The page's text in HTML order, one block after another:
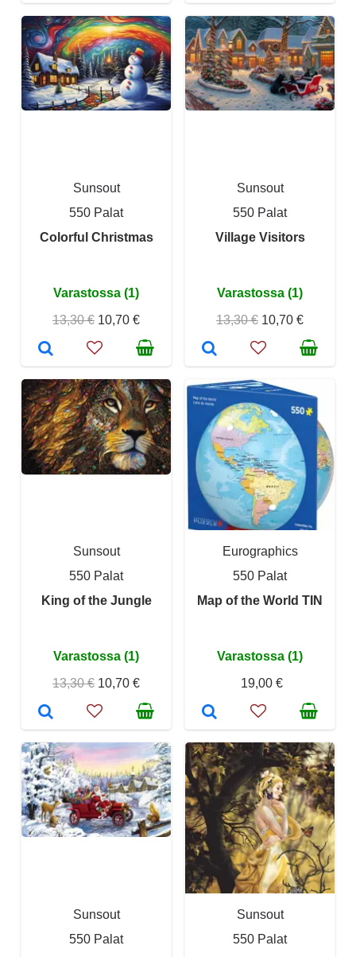
Sunsout
550 Palat
Colorful Christmas
Varastossa (1)
13,30 € 10,70 €
Sunsout
550 Palat
Village Visitors
Varastossa (1)
13,30 € 10,70 €
Sunsout
550 Palat
King of the Jungle
Varastossa (1)
13,30 € 10,70 €
Eurographics
550 Palat
Map of the World TIN
Varastossa (1)
19,00 €
Sunsout
550 Palat
Sunsout
550 Palat